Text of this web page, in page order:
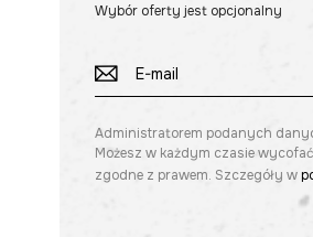
Wybór oferty jest opcjonalny
Administratorem podanych
Możesz w każdym czasie
zgodne z prawem. Szczegóły w